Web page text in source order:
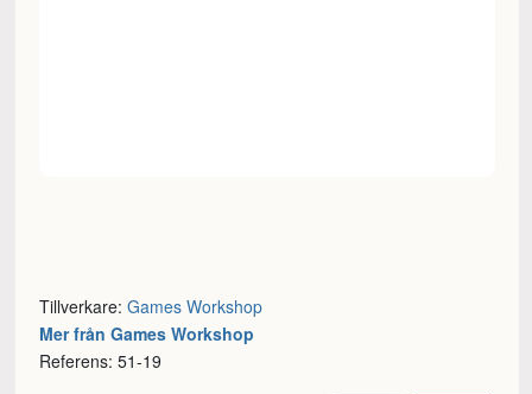
Tillverkare:Games Workshop
Mer från Games Workshop
Referens: 51-19